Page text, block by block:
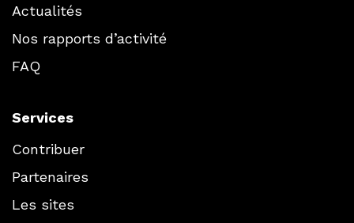
Actualités
Nos rapports d’activité
FAQ
Services
Contribuer
Partenaires
Les sites